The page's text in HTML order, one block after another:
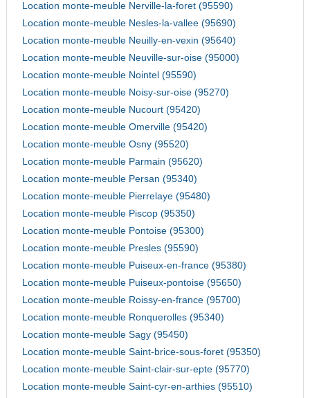
Location monte-meuble Nerville-la-foret (95590)
Location monte-meuble Nesles-la-vallee (95690)
Location monte-meuble Neuilly-en-vexin (95640)
Location monte-meuble Neuville-sur-oise (95000)
Location monte-meuble Nointel (95590)
Location monte-meuble Noisy-sur-oise (95270)
Location monte-meuble Nucourt (95420)
Location monte-meuble Omerville (95420)
Location monte-meuble Osny (95520)
Location monte-meuble Parmain (95620)
Location monte-meuble Persan (95340)
Location monte-meuble Pierrelaye (95480)
Location monte-meuble Piscop (95350)
Location monte-meuble Pontoise (95300)
Location monte-meuble Presles (95590)
Location monte-meuble Puiseux-en-france (95380)
Location monte-meuble Puiseux-pontoise (95650)
Location monte-meuble Roissy-en-france (95700)
Location monte-meuble Ronquerolles (95340)
Location monte-meuble Sagy (95450)
Location monte-meuble Saint-brice-sous-foret (95350)
Location monte-meuble Saint-clair-sur-epte (95770)
Location monte-meuble Saint-cyr-en-arthies (95510)